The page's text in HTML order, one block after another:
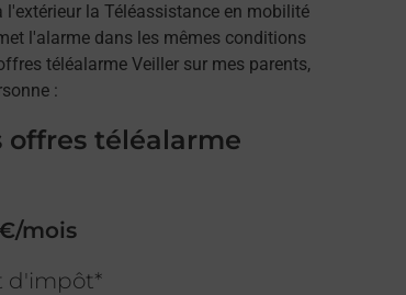
la Téléassistance en mobilité
l'alarme dans les mêmes conditions
téléalarme Veiller sur mes parents,
:
offres téléalarme
mois
d'impôt*